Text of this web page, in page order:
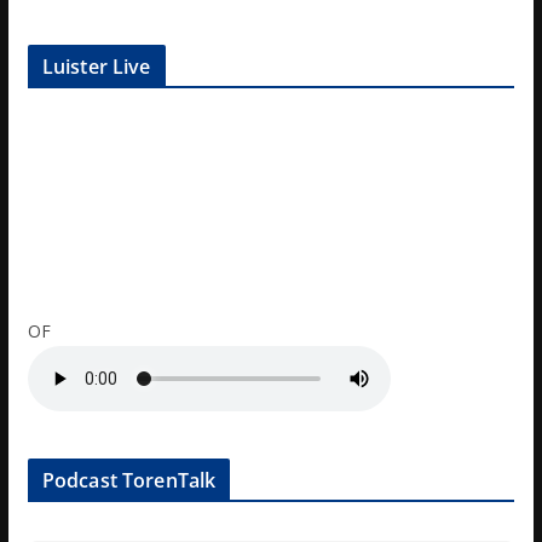
Luister Live
OF
Podcast TorenTalk